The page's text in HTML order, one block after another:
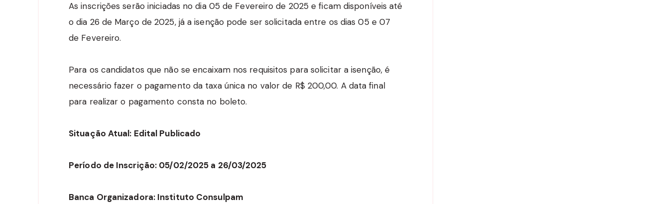
As inscrições serão iniciadas no dia 05 de Fevereiro de 2025 e ficam disponíveis até
o dia 26 de Março de 2025, já a isenção pode ser solicitada entre os dias 05 e 07
de Fevereiro.
Para os candidatos que não se encaixam nos requisitos para solicitar a isenção, é
necessário fazer o pagamento da taxa única no valor de R$ 200,00. A data final
para realizar o pagamento consta no boleto.
Situação Atual: Edital Publicado
Período de Inscrição: 05/02/2025 a 26/03/2025
Banca Organizadora: Instituto Consulpam